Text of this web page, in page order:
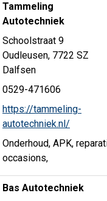
Tammeling
Autotechniek
Schoolstraat 9
Oudleusen, 7722 SZ
Dalfsen
0529-471606
https://tammeling-
autotechniek.nl/
Onderhoud, APK,
occasions,
Bas Autotechniek